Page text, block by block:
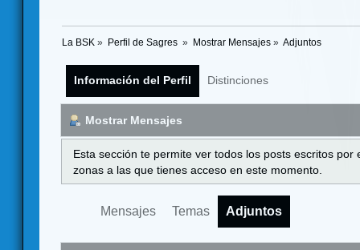
La BSK » Perfil de Sagres » Mostrar Mensajes» Adjuntos
Información del Perfil Distinciones
Mostrar Mensajes
Esta sección te permite ver todos los posts escritos
zonas a las que tienes acceso en este momento.
Mensajes Temas Adjuntos